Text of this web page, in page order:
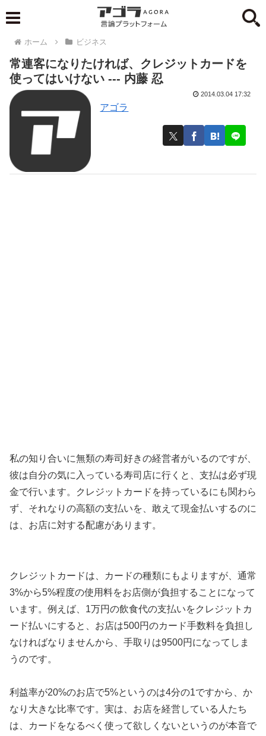
ホーム ビジネス
常連客になりたければ、クレジットカードを
使ってはいけない --- 内藤 忍
アゴラ
2014.03.04 17:32
私の知り合いに無類の寿司好きの経営者がいるのですが、
彼は自分の気に入っている寿司店に行くと、支払は必ず現
金で行います。クレジットカードを持っているにも関わら
ず、それなりの高額の支払いを、敢えて現金払いするのに
は、お店に対する配慮があります。
クレジットカードは、カードの種類にもよりますが、通常
3%から5%程度の使用料をお店側が負担することになって
います。例えば、1万円の飲食代の支払いをクレジットカ
ード払いにすると、お店は500円のカード手数料を負担し
なければなりませんから、手取りは9500円になってしま
うのです。
利益率が20%のお店で5%というのは4分の1ですから、か
なり大きな比率です。実は、お店を経営している人たち
は、カードをなるべく使って欲しくないというのが本音で